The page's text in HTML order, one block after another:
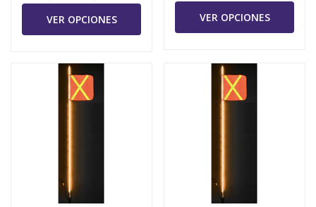
VER OPCIONES VER OPCIONES